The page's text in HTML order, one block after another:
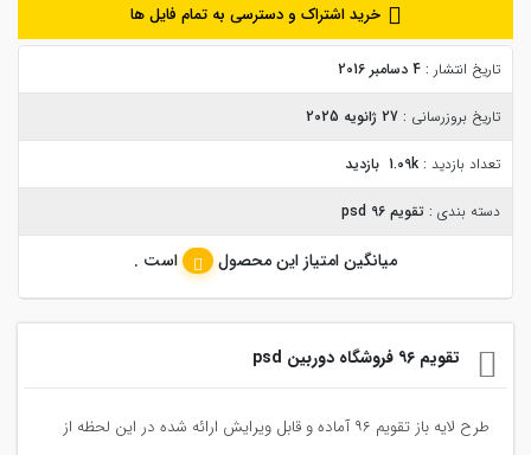
خرید اشتراک و دسترسی به تمام فایل ها
تاریخ انتشار : 4 دسامبر 2016
تاریخ بروزرسانی : 27 ژانویه 2025
تعداد بازدید : 1.09k بازدید
دسته بندی : تقویم 96 psd
میانگین امتیاز این محصول است .
تقویم ۹۶ فروشگاه دوربین psd
طرح لایه باز تقویم ۹۶ آماده و قابل ویرایش ارائه شده در این لحظه از